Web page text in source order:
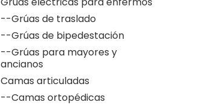
--Grúas de traslado
--Grúas de bipedestación
--Grúas para mayores y
ancianos
Camas articuladas
--Camas ortopédicas